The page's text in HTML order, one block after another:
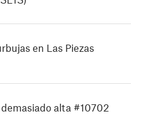
en Las Piezas
alta #10702